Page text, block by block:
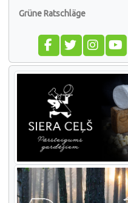
Grüne Ratschläge